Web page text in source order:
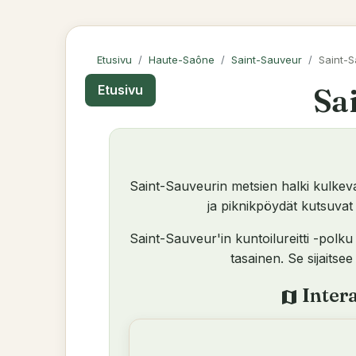
Etusivu Haute-Saône Saint-Sauveur Saint-
Etusivu
Saint-Sauveurin metsien halki
ja piknikpöydät
Saint-Sauveur'in kuntoilureitti -
tasainen. Se
map